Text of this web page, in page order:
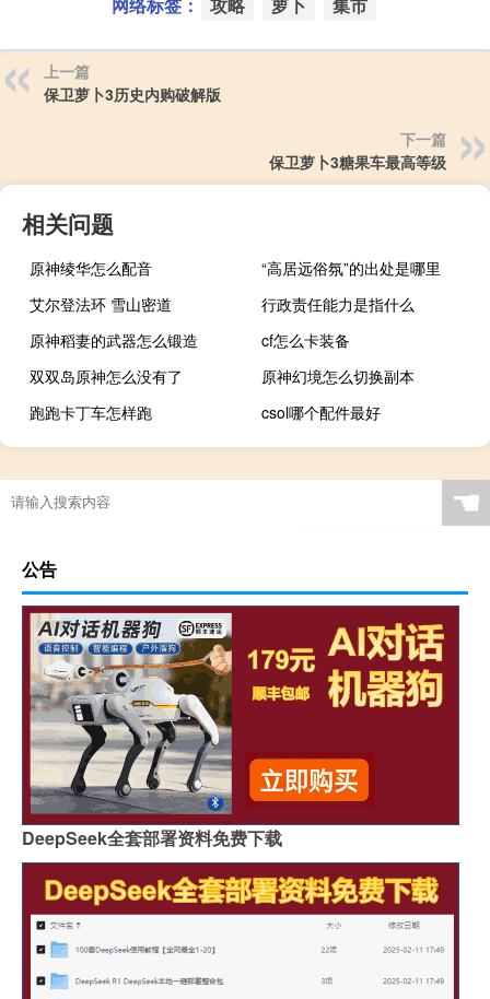
上一篇
保卫萝卜3历史内购破解版
下一篇
保卫萝卜3糖果车最高等级
相关问题
原神绫华怎么配音
“高居远俗氛”的出处是哪里
艾尔登法环 雪山密道
行政责任能力是指什么
原神稻妻的武器怎么锻造
cf怎么卡装备
双双岛原神怎么没有了
原神幻境怎么切换副本
跑跑卡丁车怎样跑
csol哪个配件最好
☚
公告
DeepSeek全套部署资料免费下载